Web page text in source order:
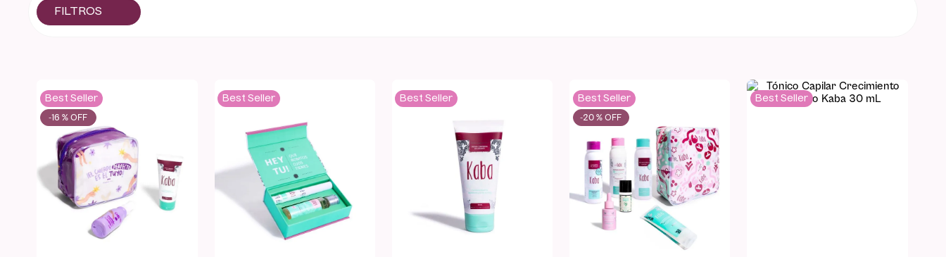
-16 %
Best Seller Best Seller Best Seller
-20 %
Best Seller Best Seller